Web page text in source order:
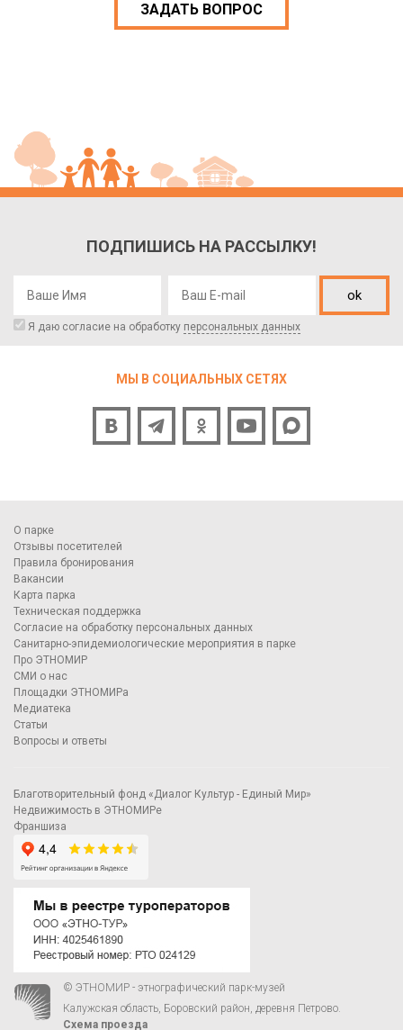
ЗАДАТЬ ВОПРОС
ПОДПИШИСЬ НА РАССЫЛКУ!
ok
Я даю согласие на обработку персональных данных
МЫ В СОЦИАЛЬНЫХ СЕТЯХ
О парке
Отзывы посетителей
Правила бронирования
Вакансии
Карта парка
Техническая поддержка
Согласие на обработку персональных данных
Санитарно-эпидемиологические мероприятия в парке
Про ЭТНОМИР
СМИ о нас
Площадки ЭТНОМИРа
Медиатека
Статьи
Вопросы и ответы
Благотворительный фонд «Диалог Культур - Единый Мир»
Недвижимость в ЭТНОМИРе
Франшиза
© ЭТНОМИР - этнографический парк-музей
Калужская область, Боровский район, деревня Петрово.
Схема проезда